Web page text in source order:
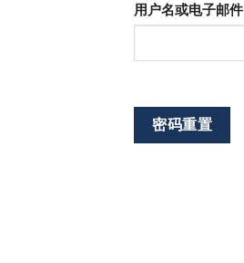
用户名或电子邮件
密码重置